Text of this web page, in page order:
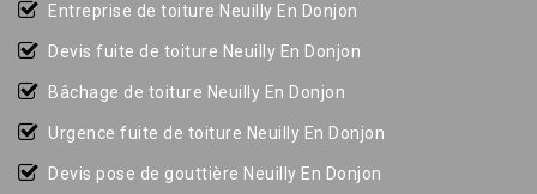
Entreprise de toiture Neuilly En Donjon
Devis fuite de toiture Neuilly En Donjon
Bâchage de toiture Neuilly En Donjon
Urgence fuite de toiture Neuilly En Donjon
Devis pose de gouttière Neuilly En Donjon